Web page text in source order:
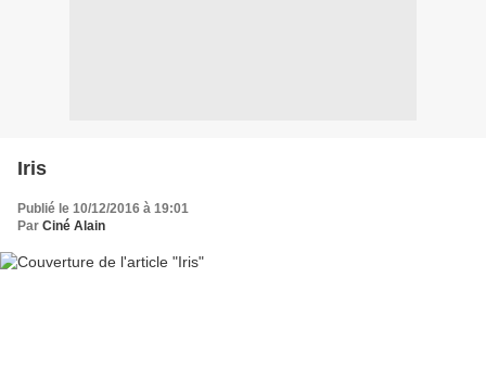
Iris
Publié le 10/12/2016 à 19:01
Par Ciné Alain